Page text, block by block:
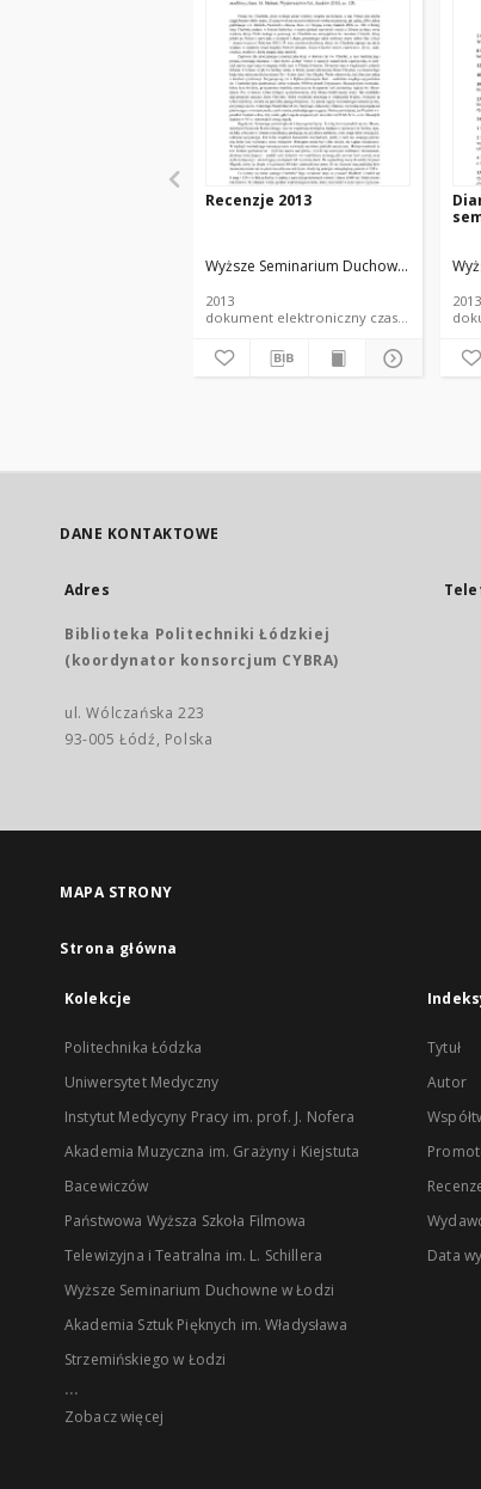
Recenzje 2013
Wyższe Seminarium Duchowne w Łodzi
2013
dokument elektroniczny czasopismo
2013
DANE KONTAKTOWE
Adres
Biblioteka Politechniki Łódzkiej
(koordynator konsorcjum CYBRA)
ul. Wólczańska 223
93-005 Łódź, Polska
MAPA STRONY
Strona główna
Kolekcje
Politechnika Łódzka
Uniwersytet Medyczny
Instytut Medycyny Pracy im. prof. J. Nofera
Akademia Muzyczna im. Grażyny i Kiejstuta
Bacewiczów
Państwowa Wyższa Szkoła Filmowa
Telewizyjna i Teatralna im. L. Schillera
Wyższe Seminarium Duchowne w Łodzi
Akademia Sztuk Pięknych im. Władysława
Strzemińskiego w Łodzi
...
Zobacz więcej
Tytuł
Autor
Data